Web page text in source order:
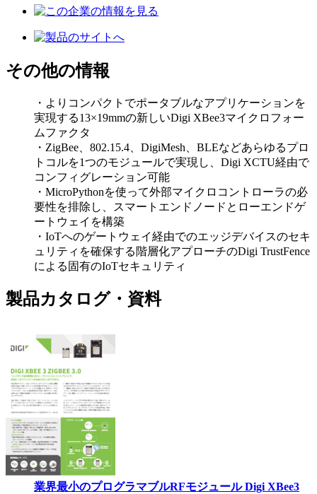
その他の情報
・よりコンパクトでポータブルなアプリケーションを
実現する13×19mmの新しいDigi XBee3マイクロフォー
ムファクタ
・ZigBee、802.15.4、DigiMesh、BLEなどあらゆるプロ
トコルを1つのモジュールで実現し、Digi XCTU経由で
コンフィグレーション可能
・MicroPythonを使って外部マイクロコントローラの必
要性を排除し、スマートエンドノードとローエンドゲ
ートウェイを構築
・IoTへのゲートウェイ経由でのエッジデバイスのセキ
ュリティを確保する階層化アプローチのDigi TrustFence
による固有のIoTセキュリティ
製品カタログ・資料
業界最小のプログラマブルRFモジュール Digi XBee3